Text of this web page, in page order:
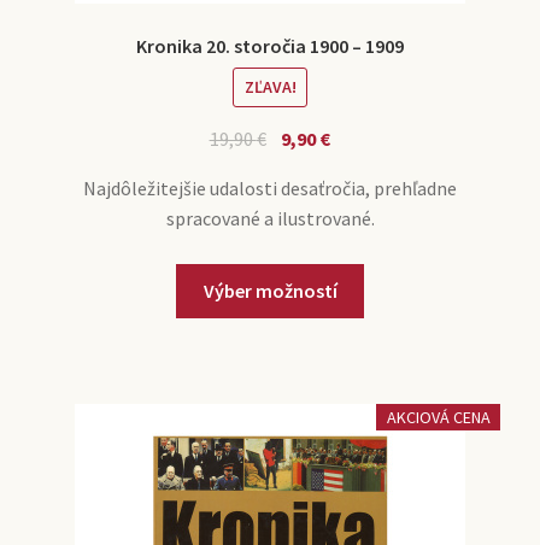
Kronika 20. storočia 1900 – 1909
ZĽAVA!
19,90€ 9,90€
Najdôležitejšie udalosti desaťročia, prehľadne
spracované a ilustrované.
Výber možností
AKCIOVÁ CENA